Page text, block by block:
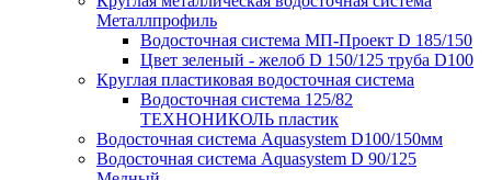
Металлпрофиль
Водосточная система МП-Проект D 185/150
Цвет зеленый - желоб D 150/125 труба D100
Круглая пластиковая водосточная система
Водосточная система 125/82
ТЕХНОНИКОЛЬ пластик
Водосточная система Aquasystem D100/150мм
Водосточная система Aquasystem D 90/125